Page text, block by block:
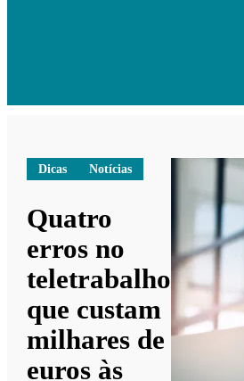
Dicas Notícias
Quatro
erros no
teletrabalho
que custam
milhares de
euros às